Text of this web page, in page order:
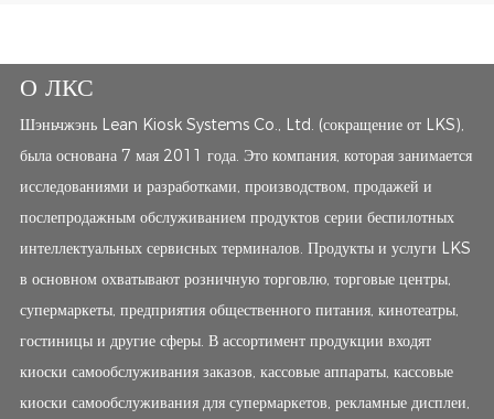
О ЛКС
Шэньчжэнь Lean Kiosk Systems Co., Ltd. (сокращение от LKS),
была основана 7 мая 2011 года. Это компания, которая занимается
исследованиями и разработками, производством, продажей и
послепродажным обслуживанием продуктов серии беспилотных
интеллектуальных сервисных терминалов. Продукты и услуги LKS
в основном охватывают розничную торговлю, торговые центры,
супермаркеты, предприятия общественного питания, кинотеатры,
гостиницы и другие сферы. В ассортимент продукции входят
киоски самообслуживания заказов, кассовые аппараты, кассовые
киоски самообслуживания для супермаркетов, рекламные дисплеи,